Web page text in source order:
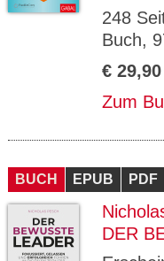
248
Buch,
€
Zum
BUCH EPUB PDF
DER